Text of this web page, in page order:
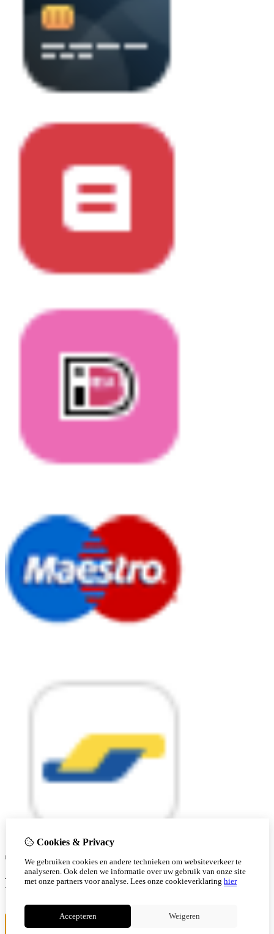
© Copyright 2026 |
Cookies & Privacy
We gebruiken cookies en andere technieken om websiteverkeer te
analyseren. Ook delen we informatie over uw gebruik van onze site
met onze partners voor analyse. Lees onze cookieverklaring hier
Accepteren Weigeren
Ben je 18 of ouder?
Ik ben jonger